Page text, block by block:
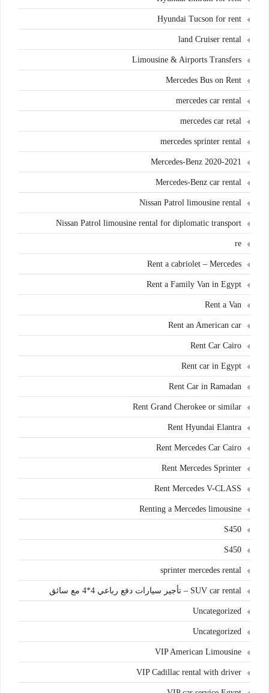
Hyundai Tucson for rent
land Cruiser rental
Limousine & Airports Transfers
Mercedes Bus on Rent
mercedes car rental
mercedes car retal
mercedes sprinter rental
Mercedes-Benz 2020-2021
Mercedes-Benz car rental
Nissan Patrol limousine rental
Nissan Patrol limousine rental for diplomatic transport
re
Rent a cabriolet – Mercedes
Rent a Family Van in Egypt
Rent a Van
Rent an American car
Rent Car Cairo
Rent car in Egypt
Rent Car in Ramadan
Rent Grand Cherokee or similar
Rent Hyundai Elantra
Rent Mercedes Car Cairo
Rent Mercedes Sprinter
Rent Mercedes V-CLASS
Renting a Mercedes limousine
S450
S450
sprinter mercedes rental
SUV car rental – تأجير سيارات دفع رباعي 4*4 مع سائق
Uncategorized
Uncategorized
VIP American Limousine
VIP Cadillac rental with driver